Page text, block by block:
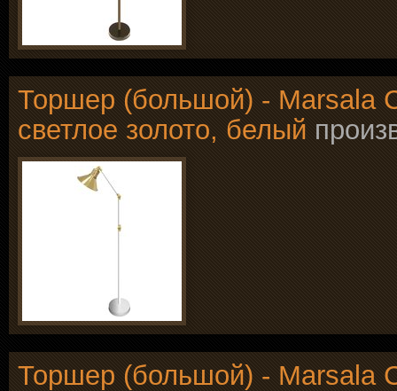
Торшер (большой) - Marsala
светлое золото, белый
Торшер (большой) - Marsala